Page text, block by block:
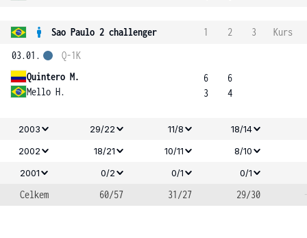
Sao Paulo 2 challenger 1 2 3
Kurs
03.01.
Quintero M.
Mello H.
Q-1K
6
3
6
4
2003 29/22 11/8
18/14
2002
18/21 10/11
8/10
2001
0/2 0/1 0/1
Celkem 60/57 31/27 29/30